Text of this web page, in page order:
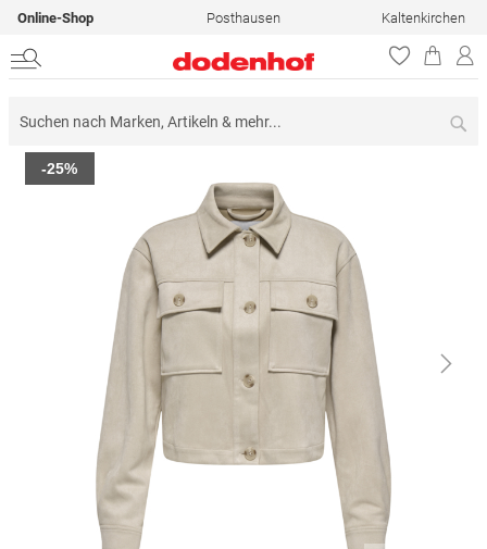
Online-Shop Posthausen Kaltenkirchen
Zum
Ende
-25%